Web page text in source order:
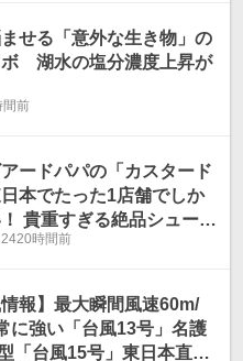
せる「意外な生き物」の
ボ 湖水の塩分濃度上昇が
間前
アードパパの「カスタード
本でたった1店舗でしか
貴重すぎる絶品シューソ
ってきた
20時間前
情報】最大瞬間風速60m/
に強い「台風13号」名護
「台風15号」東日本直撃